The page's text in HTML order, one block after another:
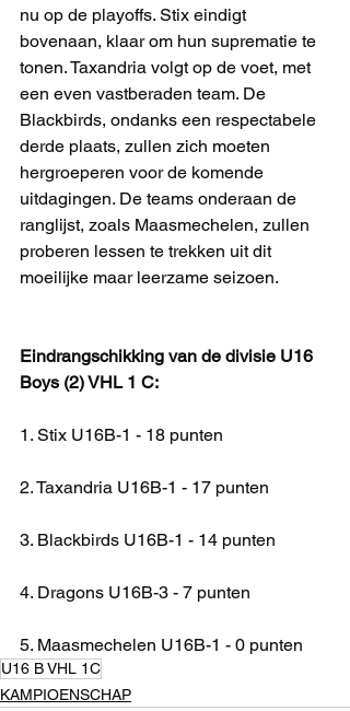
nu op de playoffs. Stix eindigt
bovenaan, klaar om hun suprematie te
tonen. Taxandria volgt op de voet, met
een even vastberaden team. De
Blackbirds, ondanks een respectabele
derde plaats, zullen zich moeten
hergroeperen voor de komende
uitdagingen. De teams onderaan de
ranglijst, zoals Maasmechelen, zullen
proberen lessen te trekken uit dit
moeilijke maar leerzame seizoen.
Eindrangschikking van de divisie U16
Boys (2) VHL 1 C:
1. Stix U16B-1 - 18 punten
2. Taxandria U16B-1 - 17 punten
3. Blackbirds U16B-1 - 14 punten
4. Dragons U16B-3 - 7 punten
5. Maasmechelen U16B-1 - 0 punten
U16 B VHL 1C
KAMPIOENSCHAP